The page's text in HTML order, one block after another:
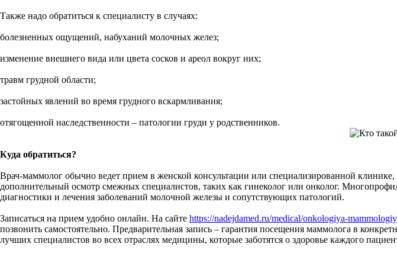
Также надо обратиться к специалисту в случаях:
болезненных ощущений, набуханий молочных желез;
изменение внешнего вида или цвета сосков и ареол вокруг них;
травм грудной области;
застойных явлений во время грудного вскармливания;
отягощенной наследственности – патологии груди у родственников.
Куда обратиться?
Врач-маммолог обычно ведет прием в женской консультации или специализированной
дополнительный осмотр смежных специалистов, таких как гинеколог или онколог.
диагностики и лечения заболеваний молочной железы и сопутствующих патологий.
Записаться на прием удобно онлайн. На сайте https://nadejdamed.ru/medical/onkologiya-
позвонить самостоятельно. Предварительная запись – гарантия посещения маммолога в
лучших специалистов во всех отраслях медицины, которые заботятся о здоровье каждого